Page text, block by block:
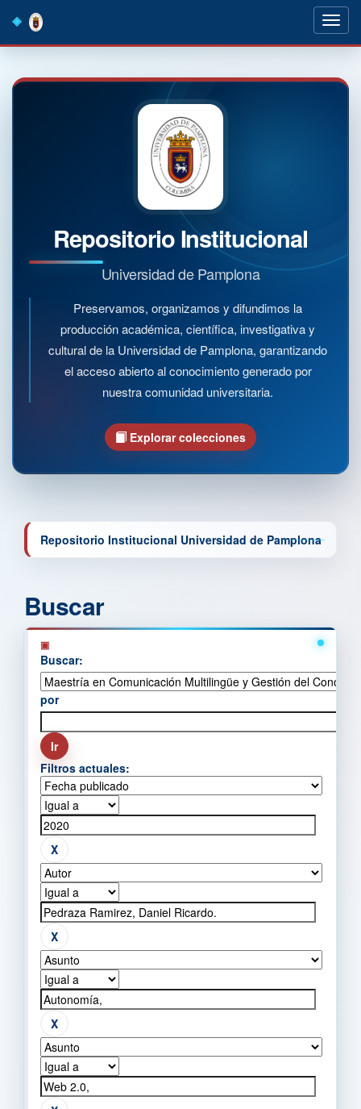
navigation
Repositorio Institucional
Universidad de Pamplona
Preservamos, organizamos y difundimos la
producción académica, científica, investigativa y
cultural de la Universidad de Pamplona, garantizando
el acceso abierto al conocimiento generado por
nuestra comunidad universitaria.
Explorar colecciones
Repositorio Institucional Universidad de Pamplona
Buscar
Buscar:
por
Filtros actuales: